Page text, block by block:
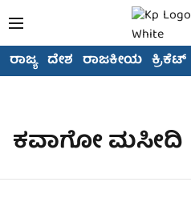
ರಾಜ್ಯ ದೇಶ ರಾಜಕೀಯ ಕ್ರಿಕೆಟ್
ಕವಾಗೋ ಮಸೀದಿ